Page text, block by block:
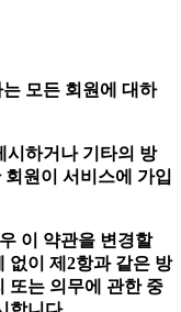
모든 회원에 대하
하거나 기타의 방
원이 서비스에 가입
이 약관을 변경할
없이 제2항과 같은 방
또는 의무에 관한 중